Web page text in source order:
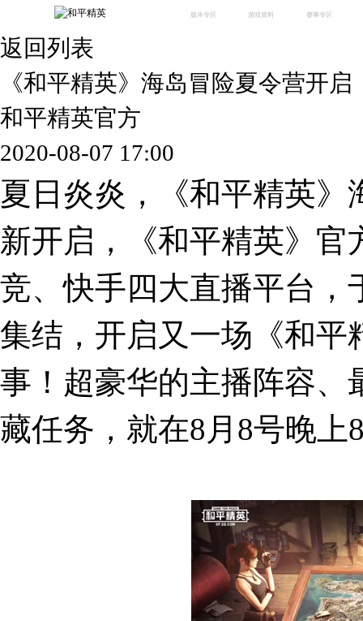
版本专区 游戏资料 赛事专区
体验服 视频中心
返回列表
《和平精英》海岛冒险夏令营开
和平精英官方
2020-08-07 17:00
夏日炎炎，《和平精英》
新开启，《和平精英》
竞、快手四大直播平台，
集结，开启又一场《和平
事！超豪华的主播阵容、
藏任务，就在8月8号晚上